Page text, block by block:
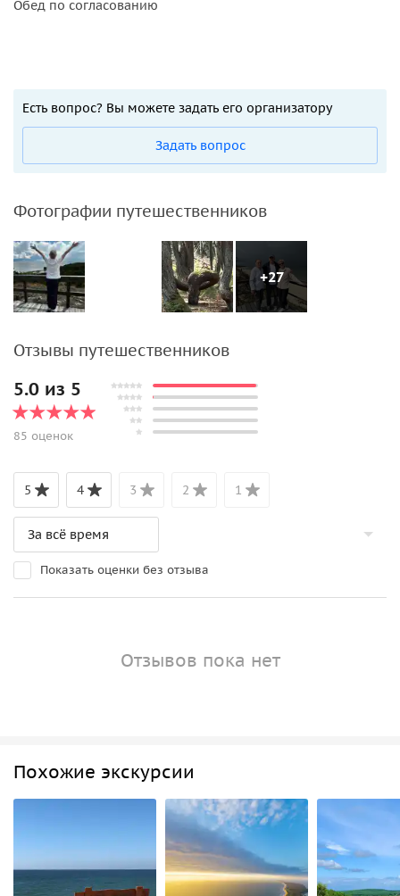
Обед по согласованию
Есть вопрос? Вы можете задать его организатору
Задать вопрос
Фотографии путешественников
+27
Отзывы путешественников
5.0 из 5
85 оценок
5 4 3 2 1
Показать оценки без отзыва
Отзывов пока нет
Похожие экскурсии